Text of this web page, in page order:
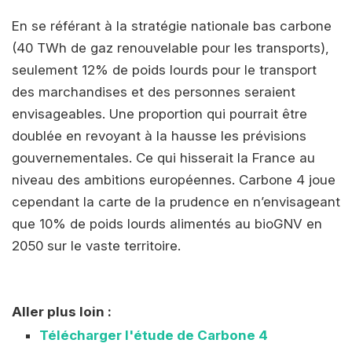
En se référant à la stratégie nationale bas carbone
(40 TWh de gaz renouvelable pour les transports),
seulement 12% de poids lourds pour le transport
des marchandises et des personnes seraient
envisageables. Une proportion qui pourrait être
doublée en revoyant à la hausse les prévisions
gouvernementales. Ce qui hisserait la France au
niveau des ambitions européennes. Carbone 4 joue
cependant la carte de la prudence en n’envisageant
que 10% de poids lourds alimentés au bioGNV en
2050 sur le vaste territoire.
Aller plus loin :
Télécharger l'étude de Carbone 4